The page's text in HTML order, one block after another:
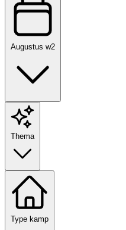
Augustus w2
Thema
Type kamp